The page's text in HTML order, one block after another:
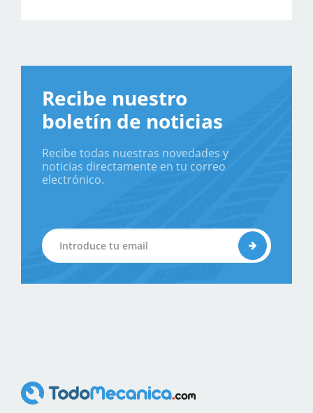
Recibe nuestro
boletín de noticias
Recibe todas nuestras novedades y
noticias directamente en tu correo
electrónico.